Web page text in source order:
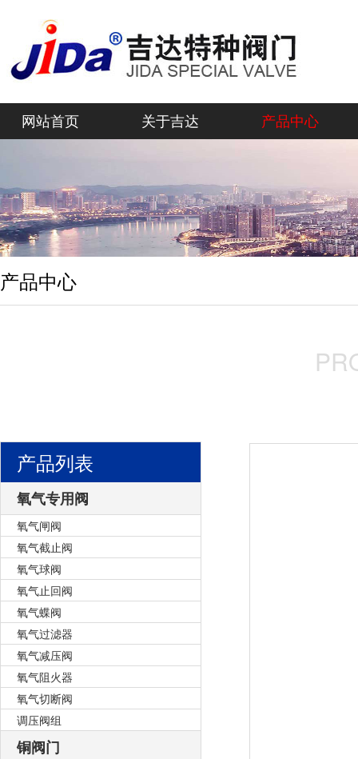
网站首页 关于吉达 产品中心
产品中心
产品列表
氧气专用阀
氧气闸阀
氧气截止阀
氧气球阀
氧气止回阀
氧气蝶阀
氧气过滤器
氧气减压阀
氧气阻火器
氧气切断阀
调压阀组
铜阀门